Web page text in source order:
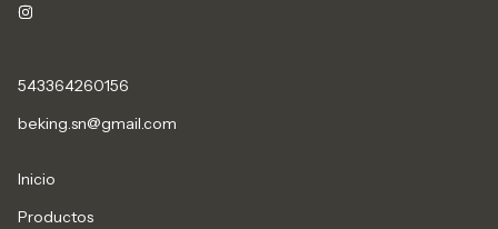
543364260156
beking.sn@gmail.com
Inicio
Productos